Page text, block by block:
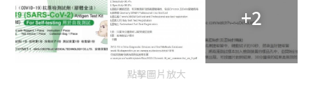
+2
點擊圖片放大